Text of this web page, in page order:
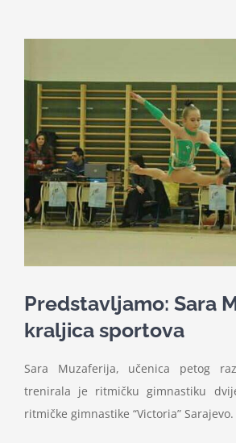
Nastava
Učenici
Školske vijesti
Vijeće roditelja
Kontakt
Image
Predstavljamo: Sara
kraljica sportova
Sara Muzaferija, učenica petog
trenirala je ritmičku gimnastiku
ritmičke gimnastike “Victoria” Sarajevo.